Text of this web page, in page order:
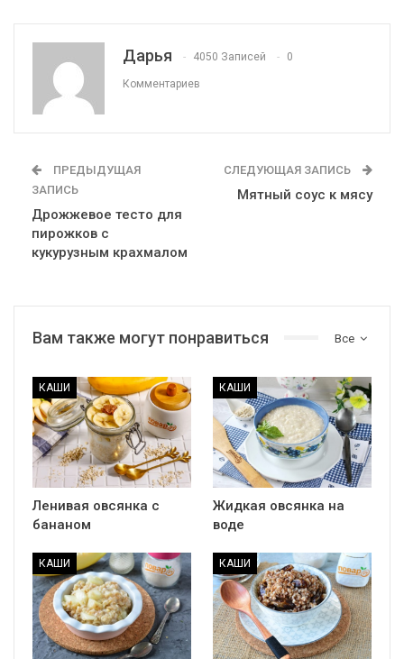
Дарья 4050 Записей 0
Комментариев
ПРЕДЫДУЩАЯ
ЗАПИСЬ
Дрожжевое тесто для
пирожков с
кукурузным крахмалом
СЛЕДУЮЩАЯ ЗАПИСЬ
Мятный соус к мясу
Все
Вам также могут понравиться
КАШИ
Ленивая овсянка с
бананом
КАШИ
Жидкая овсянка на
воде
КАШИ КАШИ